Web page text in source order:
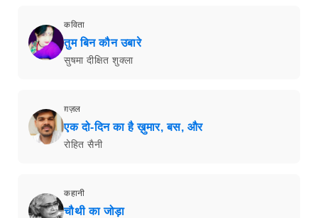
कविता
तुम बिन कौन उबारे
सुषमा दीक्षित शुक्ला
ग़ज़ल
एक दो-दिन का है ख़ुमार, बस, और
रोहित सैनी
कहानी
चौथी का जोड़ा